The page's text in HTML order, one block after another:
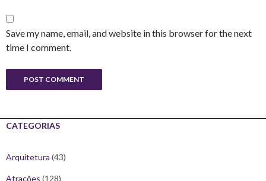
Save my name, email, and website in this browser for the next
time I comment.
CATEGORIAS
Arquitetura (43)
Atrações (128)